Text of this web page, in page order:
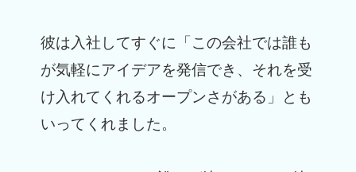
彼は入社してすぐに「この会社では誰も
が気軽にアイデアを発信でき、それを受
け入れてくれるオープンさがある」とも
いってくれました。